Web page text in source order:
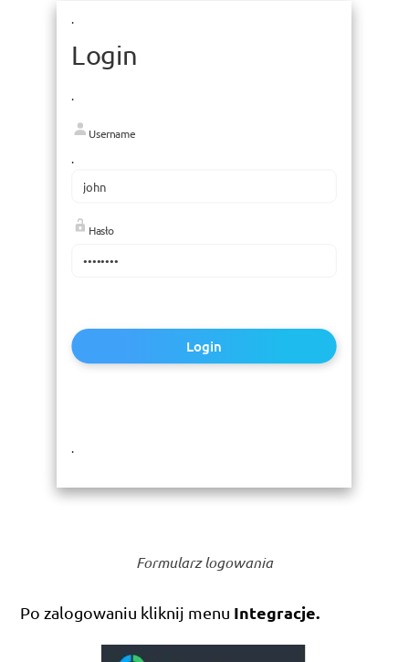
.
Login
.
Username
.
Hasło
Login
Formularz logowania
Po zalogowaniu kliknij menu Integracje.